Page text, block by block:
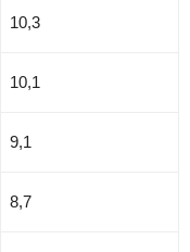
10,3
10,1
9,1
8,7